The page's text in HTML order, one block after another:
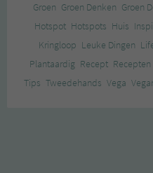
Groen Groen Denken Groen
Hotspot Hotspots Huis
Kringloop Leuke Dingen
Plantaardig Recept Recepten
Tips Tweedehands Vega